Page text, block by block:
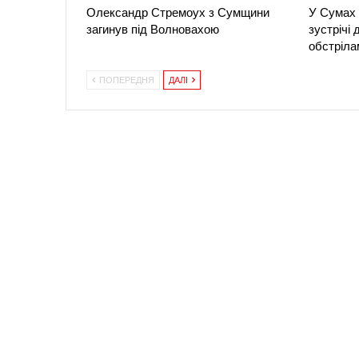
Олександр Стремоух з Сумщини
загинув під Волновахою
У Сумах
ПОПЕРЕДНЯ ДАЛІ